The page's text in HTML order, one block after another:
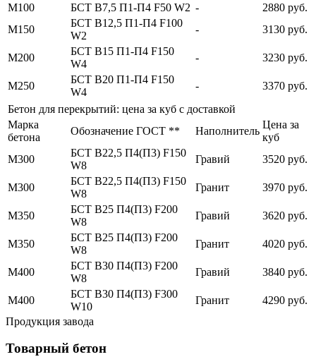
М100
БСТ В7,5 П1-П4 F50 W2 -
2880 руб.
М150
БСТ В12,5 П1-П4 F100
W2
- 3130 руб.
М200
БСТ В15 П1-П4 F150
W4
- 3230 руб.
М250
БСТ В20 П1-П4 F150
W4
-
3370 руб.
Бетон для перекрытий: цена за куб с доставкой
Марка
бетона
Обозначение ГОСТ ** Наполнитель
Цена за
куб
М300
БСТ В22,5 П4(П3) F150
W8
Гравий 3520 руб.
М300
БСТ В22,5 П4(П3) F150
W8
Гранит 3970 руб.
М350
БСТ В25 П4(П3) F200
W8
Гравий 3620 руб.
М350
БСТ В25 П4(П3) F200
W8
Гранит 4020 руб.
М400
БСТ В30 П4(П3) F200
W8
Гравий 3840 руб.
М400
БСТ В30 П4(П3) F300
W10
Гранит
4290 руб.
Продукция завода
Товарный бетон